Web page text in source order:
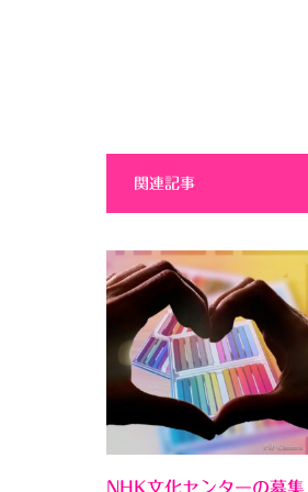
関連記事
NHK文化センターの募集